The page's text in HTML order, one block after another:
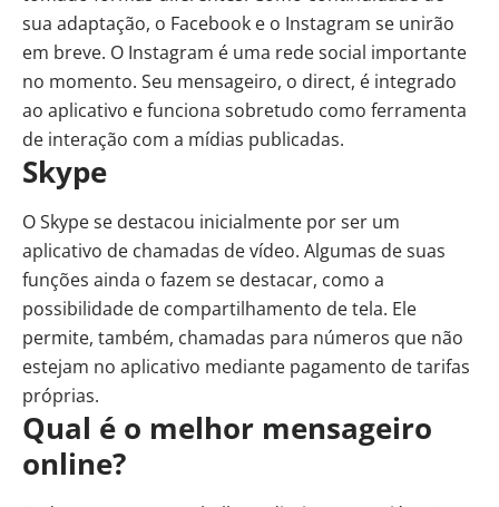
sua adaptação, o Facebook e o Instagram se unirão
em breve. O Instagram é uma rede social importante
no momento. Seu mensageiro, o direct, é integrado
ao aplicativo e funciona sobretudo como ferramenta
de interação com a mídias publicadas.
Skype
O Skype se destacou inicialmente por ser um
aplicativo de chamadas de vídeo. Algumas de suas
funções ainda o fazem se destacar, como a
possibilidade de compartilhamento de tela. Ele
permite, também, chamadas para números que não
estejam no aplicativo mediante pagamento de tarifas
próprias.
Qual é o melhor mensageiro
online?